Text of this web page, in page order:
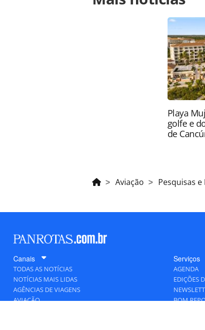
mais-acidentes-em-2018-mas-
oferecidas na página. Todo o
pela legislação brasileira
autorização da PANROTAS
Playa
golfe e
de
Aviação Pesquisas
Canais
TODAS AS NOTÍCIAS
NOTÍCIAS MAIS LIDAS
AGÊNCIAS DE VIAGENS
AVIAÇÃO
Serviços
AGENDA
EDIÇÕES
BOM